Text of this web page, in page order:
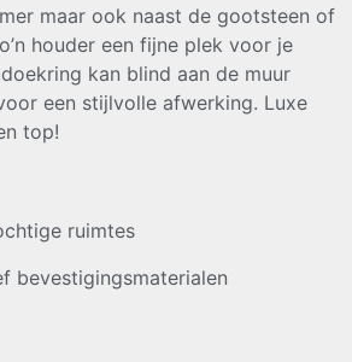
maar ook naast de gootsteen of
houder een fijne plek voor je
kan blind aan de muur
een stijlvolle afwerking. Luxe
top!
ruimtes
bevestigingsmaterialen